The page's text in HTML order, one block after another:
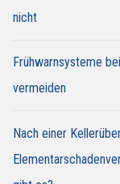
nicht
Frühwarnsysteme
vermeiden
Nach einer